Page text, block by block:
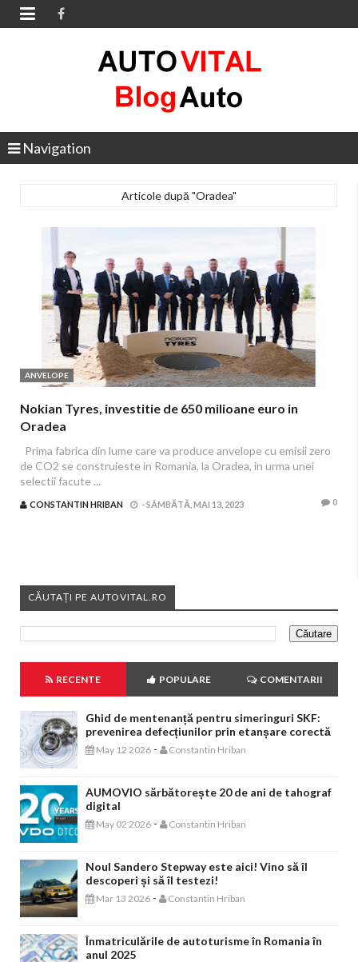

Navigation
Articole după "Oradea"
ANVELOPE
Nokian Tyres, investitie de 650 milioane euro in
Oradea
Prima fabrica din lume care va produce anvelope cu emisii zero
de CO2 se construieste in Romania, la Oradea, in urma unei
selectii facute ...
CONSTANTIN HRIBAN -SÂMBĂTĂ, MAI 13, 2023 0
CĂUTAȚI PE AUTOVITAL.RO
RECENTE POPULARE COMENTARII
Ghid de mentenanță pentru simeringuri SKF:
prevenirea defecțiunilor prin etanșare corectă
May 12 2026 - Constantin Hriban
AUMOVIO sărbătorește 20 de ani de tahograf
digital
May 02 2026 - Constantin Hriban
Noul Sandero Stepway este aici! Vino să îl
descoperi și să îl testezi!
Mar 13 2026 - Constantin Hriban
Înmatriculările de autoturisme în Romania în
anul 2025